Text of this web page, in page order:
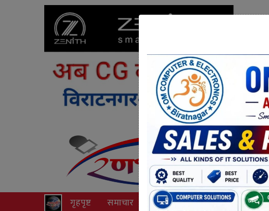
गृहपृष्ट समाचार राजनीति अपराध बिराटनगर